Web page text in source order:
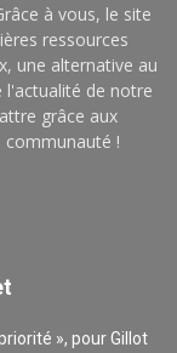
à vous, le site
ressources
une alternative au
l'actualité de notre
grâce aux
!
», pour Gillot